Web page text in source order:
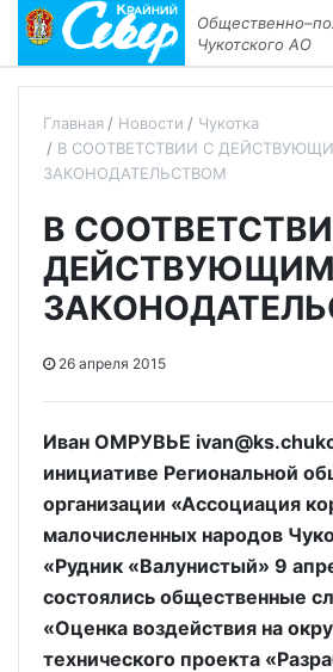
Чукотского АО
Главная Новости
Чукотка
В СООТВЕТСТВИИ С
ЗАКОНОДАТЕЛЬСТВОМ
В
ДЕЙСТВУЮЩИМ
26 апреля 2015
Иван ОМРУВЬЕ
инициативе Региональной
организации «Ассоциация
малочисленных народов
«Рудник «Валунистый» 9
состоялись общественные
«Оценка воздействия на
технического проекта